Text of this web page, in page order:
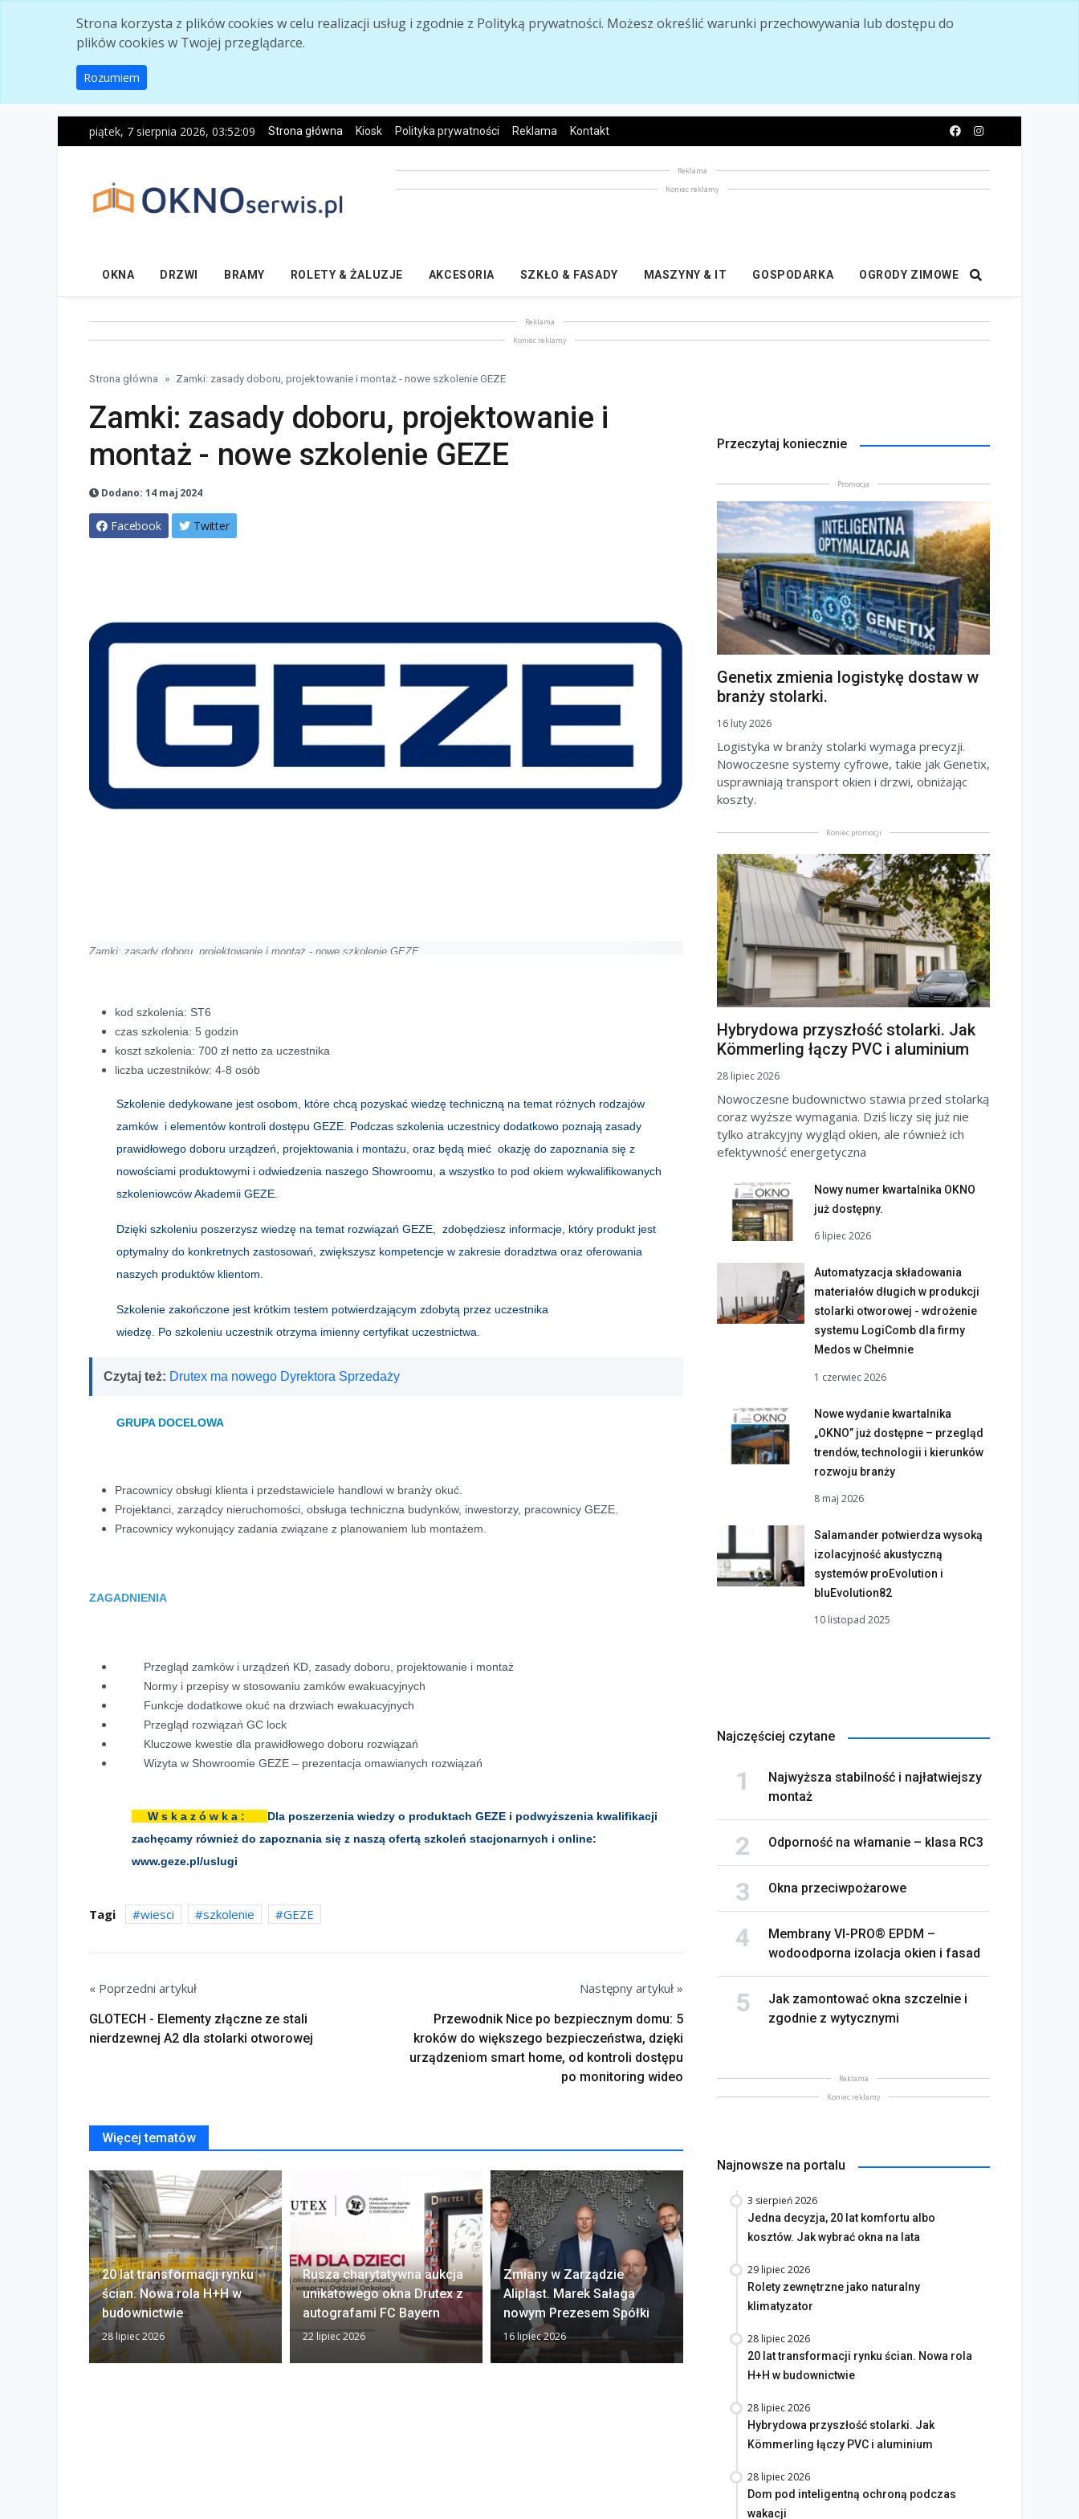
Strona korzysta z plików cookies w celu realizacji usług i zgodnie z Polityką prywatności. Możesz określić warunki przechowywania lub dostępu do
plików cookies w Twojej przeglądarce.
Rozumiem
piątek, 7 sierpnia 2026, 03:52:11 Strona główna Kiosk Polityka prywatności Reklama Kontakt
Reklama
Koniec reklamy
OKNA DRZWI BRAMY ROLETY & ŻALUZJE AKCESORIA SZKŁO & FASADY MASZYNY & IT GOSPODARKA OGRODY ZIMOWE
Reklama
Koniec reklamy
Strona główna Zamki: zasady doboru, projektowanie i montaż - nowe szkolenie GEZE
Zamki: zasady doboru, projektowanie i
montaż - nowe szkolenie GEZE
Dodano: 14 maj 2024
Facebook Twitter
Zamki: zasady doboru, projektowanie i montaż - nowe szkolenie GEZE
kod szkolenia: ST6
czas szkolenia: 5 godzin
koszt szkolenia: 700 zł netto za uczestnika
liczba uczestników: 4-8 osób
Szkolenie dedykowane jest osobom, które chcą pozyskać wiedzę techniczną na temat różnych rodzajów
zamków i elementów kontroli dostępu GEZE. Podczas szkolenia uczestnicy dodatkowo poznają zasady
prawidłowego doboru urządzeń, projektowania i montażu, oraz będą mieć okazję do zapoznania się z
nowościami produktowymi i odwiedzenia naszego Showroomu, a wszystko to pod okiem wykwalifikowanych
szkoleniowców Akademii GEZE.
Dzięki szkoleniu poszerzysz wiedzę na temat rozwiązań GEZE, zdobędziesz informacje, który produkt jest
optymalny do konkretnych zastosowań, zwiększysz kompetencje w zakresie doradztwa oraz oferowania
naszych produktów klientom.
Szkolenie zakończone jest krótkim testem potwierdzającym zdobytą przez uczestnika
wiedzę. Po szkoleniu uczestnik otrzyma imienny certyfikat uczestnictwa.
Czytaj też: Drutex ma nowego Dyrektora Sprzedaży
GRUPA DOCELOWA
Pracownicy obsługi klienta i przedstawiciele handlowi w branży okuć.
Projektanci, zarządcy nieruchomości, obsługa techniczna budynków, inwestorzy, pracownicy GEZE.
Pracownicy wykonujący zadania związane z planowaniem lub montażem.
ZAGADNIENIA
Przegląd zamków i urządzeń KD, zasady doboru, projektowanie i montaż
Normy i przepisy w stosowaniu zamków ewakuacyjnych
Funkcje dodatkowe okuć na drzwiach ewakuacyjnych
Przegląd rozwiązań GC lock
Kluczowe kwestie dla prawidłowego doboru rozwiązań
Wizyta w Showroomie GEZE – prezentacja omawianych rozwiązań
W s k a z ó w k a : Dla poszerzenia wiedzy o produktach GEZE i podwyższenia kwalifikacji
zachęcamy również do zapoznania się z naszą ofertą szkoleń stacjonarnych i online:
www.geze.pl/uslugi
Tagi wiesci szkolenie GEZE
« Poprzedni artykuł
GLOTECH - Elementy złączne ze stali
nierdzewnej A2 dla stolarki otworowej
Następny artykuł »
Przewodnik Nice po bezpiecznym domu: 5
kroków do większego bezpieczeństwa, dzięki
urządzeniom smart home, od kontroli dostępu
po monitoring wideo
Więcej tematów
20 lat transformacji rynku
ścian. Nowa rola H+H w
budownictwie
28 lipiec 2026
Rusza charytatywna aukcja
unikatowego okna Drutex z
autografami FC Bayern
22 lipiec 2026
Zmiany w Zarządzie
Aliplast. Marek Sałaga
nowym Prezesem Spółki
16 lipiec 2026
Okna bez tajemnic. Na co
zwrócić uwagę przed
zakupem
13 lipiec 2026
Saint-Gobain prezentuje
Przeczytaj koniecznie
Promocja
Genetix zmienia logistykę dostaw w
branży stolarki.
16 luty 2026
Logistyka w branży stolarki wymaga precyzji.
Nowoczesne systemy cyfrowe, takie jak Genetix,
usprawniają transport okien i drzwi, obniżając
koszty.
Koniec promocji
Hybrydowa przyszłość stolarki. Jak
Kömmerling łączy PVC i aluminium
28 lipiec 2026
Nowoczesne budownictwo stawia przed stolarką
coraz wyższe wymagania. Dziś liczy się już nie
tylko atrakcyjny wygląd okien, ale również ich
efektywność energetyczna
Nowy numer kwartalnika OKNO
już dostępny.
6 lipiec 2026
Automatyzacja składowania
materiałów długich w produkcji
stolarki otworowej - wdrożenie
systemu LogiComb dla firmy
Medos w Chełmnie
1 czerwiec 2026
Nowe wydanie kwartalnika
„OKNO” już dostępne – przegląd
trendów, technologii i kierunków
rozwoju branży
8 maj 2026
Salamander potwierdza wysoką
izolacyjność akustyczną
systemów proEvolution i
bluEvolution82
10 listopad 2025
Najczęściej czytane
Najwyższa stabilność i najłatwiejszy
montaż
Odporność na włamanie – klasa RC3
Okna przeciwpożarowe
Membrany VI-PRO® EPDM –
wodoodporna izolacja okien i fasad
Jak zamontować okna szczelnie i
zgodnie z wytycznymi
Reklama
Koniec reklamy
Najnowsze na portalu
3 sierpień 2026
Jedna decyzja, 20 lat komfortu albo
kosztów. Jak wybrać okna na lata
29 lipiec 2026
Rolety zewnętrzne jako naturalny
klimatyzator
28 lipiec 2026
20 lat transformacji rynku ścian. Nowa rola
H+H w budownictwie
28 lipiec 2026
Hybrydowa przyszłość stolarki. Jak
Kömmerling łączy PVC i aluminium
28 lipiec 2026
Dom pod inteligentną ochroną podczas
wakacji